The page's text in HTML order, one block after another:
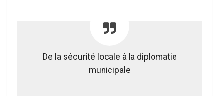
De la sécurité locale à la diplomatie
municipale